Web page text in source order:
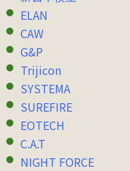
ELAN
CAW
G&P
Trijicon
SYSTEMA
SUREFIRE
EOTECH
C.A.T
NIGHT FORCE